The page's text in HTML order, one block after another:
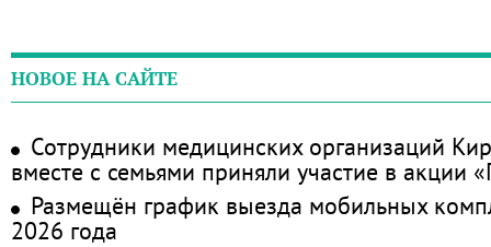
НОВОЕ НА САЙТЕ
Сотрудники медицинских организаций
вместе с семьями приняли участие в акции
Размещён график выезда мобильных
2026 года